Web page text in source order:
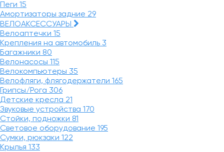
Пеги 15
Амортизаторы задние 29
ВЕЛОАКСЕССУАРЫ
Велоаптечки 15
Крепления на автомобиль 3
Багажники 80
Велонасосы 115
Велокомпьютеры 35
Велофляги, флягодержатели 165
Грипсы/Рога 306
Детские кресла 21
Звуковые устройства 170
Стойки, подножки 81
Световое оборудование 195
Сумки, рюкзаки 122
Крылья 133